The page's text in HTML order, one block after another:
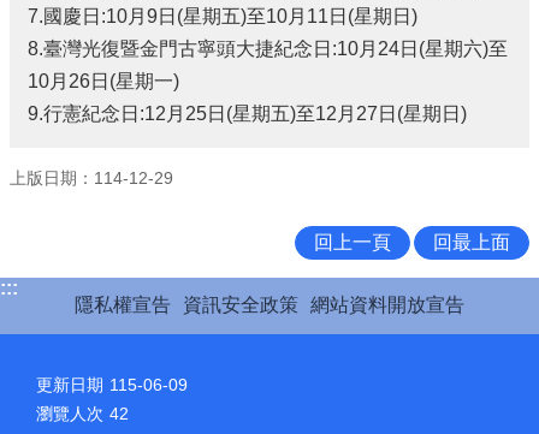
7.國慶日:10月9日(星期五)至10月11日(星期日)
8.臺灣光復暨金門古寧頭大捷紀念日:10月24日(星期六)至
10月26日(星期一)
9.行憲紀念日:12月25日(星期五)至12月27日(星期日)
上版日期：114-12-29
回上一頁 回最上面
:::
隱私權宣告
資訊安全政策 網站資料開放宣告
更新日期 115-06-09
瀏覽人次 42